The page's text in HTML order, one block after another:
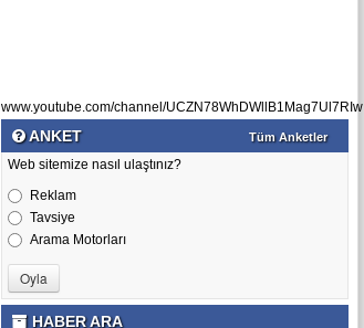
www.youtube.com/channel/UCZN78WhDWllB1Mag7Ul7RIw
ANKET Tüm Anketler
Web sitemize nasıl ulaştınız?
Reklam
Tavsiye
Arama Motorları
HABER ARA